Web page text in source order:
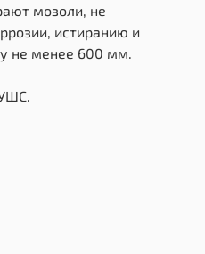
мозоли, не
истиранию и
не менее 600 мм.